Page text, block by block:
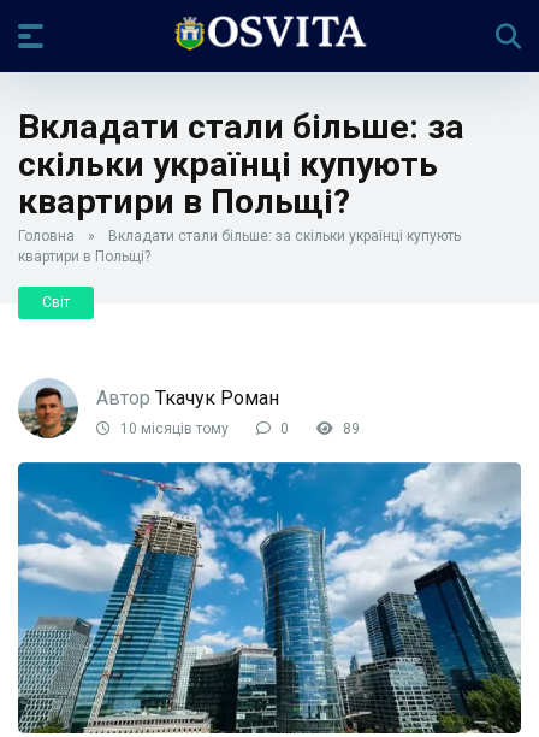
Вкладати стали більше: за
скільки українці купують
квартири в Польщі?
Головна »
Вкладати стали більше: за скільки українці купують
квартири в Польщі?
Світ
Автор Ткачук Роман
10 місяців тому 0 89